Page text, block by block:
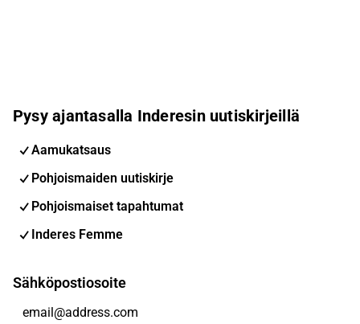
Pysy ajantasalla Inderesin uutiskirjeillä
Aamukatsaus
Pohjoismaiden uutiskirje
Pohjoismaiset tapahtumat
Inderes Femme
Sähköpostiosoite